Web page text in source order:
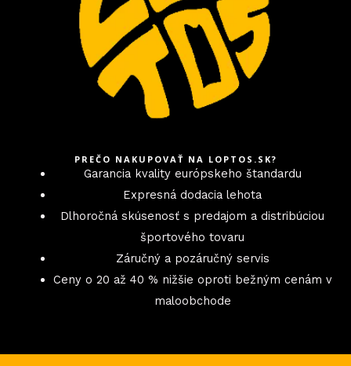
PREČO NAKUPOVAŤ NA LOPTOS.SK?
Garancia kvality európskeho štandardu
Expresná dodacia lehota
Dlhoročná skúsenosť s predajom a distribúciou
športového tovaru
Záručný a pozáručný servis
Ceny o 20 až 40 % nižšie oproti bežným cenám v
maloobchode